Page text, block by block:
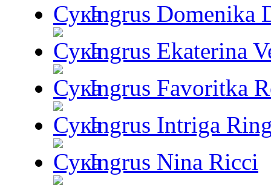
Ingrus Domenika
Ingrus Ekaterina
Ingrus Favoritka
Ingrus Intriga
Ingrus Nina Ricci